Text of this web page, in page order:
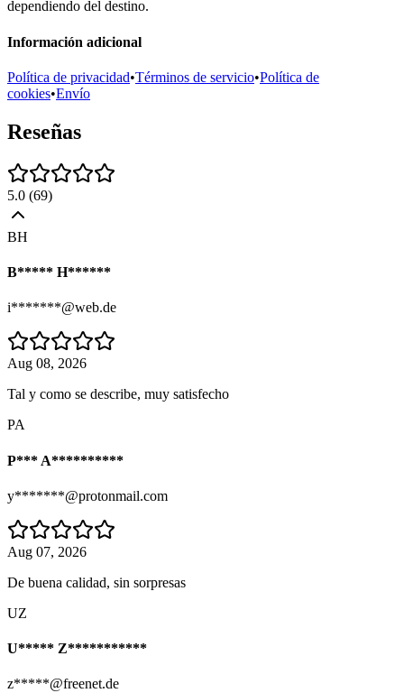
dependiendo del destino.
Información adicional
Política de privacidad•Términos de servicio•Política de
cookies•Envío
Reseñas
5.0 (69)
BH
B***** H******
i*******@web.de
Aug 08, 2026
Tal y como se describe, muy satisfecho
PA
P*** A**********
y*******@protonmail.com
Aug 07, 2026
De buena calidad, sin sorpresas
UZ
U***** Z***********
z*****@freenet.de